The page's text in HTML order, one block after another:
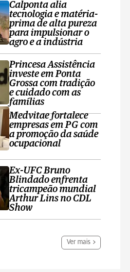
Calponta alia
tecnologia e matéria-
prima de alta pureza
para impulsionar o
agro e a indústria
Princesa Assistência
investe em Ponta
Grossa com tradição
e cuidado com as
famílias
Medvitae fortalece
empresas em PG com
a promoção da saúde
ocupacional
Ex-UFC Bruno
Blindado enfrenta
tricampeão mundial
Arthur Lins no CDL
Show
Ver mais